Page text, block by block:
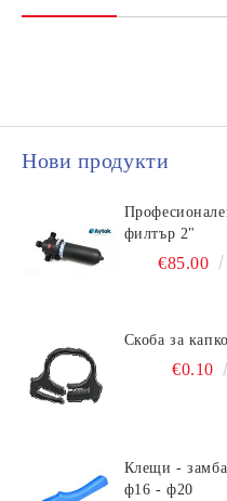
Нови продукти
филтър 2"
€85.00
Скоба за
€0.10
Клещи -
ф16 - ф20